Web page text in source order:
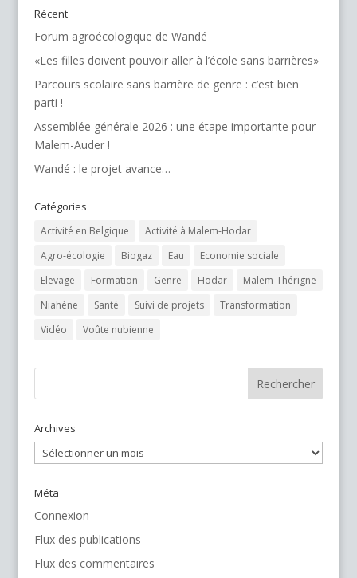
Récent
Forum agroécologique de Wandé
«Les filles doivent pouvoir aller à l’école sans barrières»
Parcours scolaire sans barrière de genre : c’est bien
parti !
Assemblée générale 2026 : une étape importante pour
Malem-Auder !
Wandé : le projet avance…
Catégories
Activité en Belgique
Activité à Malem-Hodar
Agro-écologie
Biogaz Eau
Economie sociale
Elevage
Formation Genre Hodar
Malem-Thérigne
Niahène
Santé Suivi de projets
Transformation
Vidéo
Voûte nubienne
Archives
Archives
Méta
Connexion
Flux des publications
Flux des commentaires